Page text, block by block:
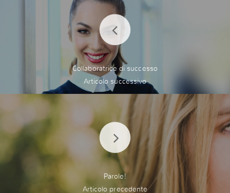
Collaboratrice di successo
Parole!